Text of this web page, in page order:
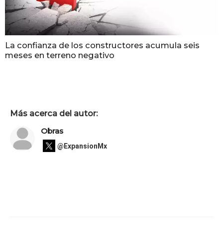
La confianza de los constructores acumula seis
meses en terreno negativo
Más acerca del autor:
Obras
@ExpansionMx